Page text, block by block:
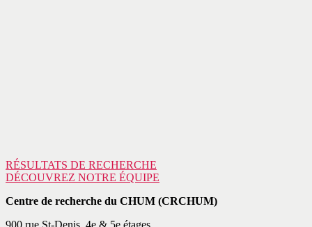
RÉSULTATS DE RECHERCHE
DÉCOUVREZ NOTRE ÉQUIPE
Centre de recherche du CHUM (CRCHUM)
900 rue St-Denis, 4e & 5e étages,